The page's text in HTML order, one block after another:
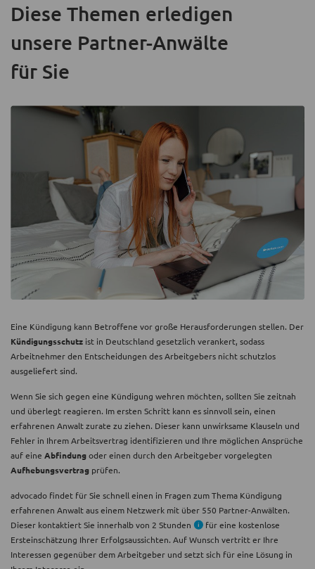
Diese Themen erledigen
unsere Partner-Anwälte
für Sie
Eine Kündigung kann Betroffene vor große Herausforderungen stellen. Der
Kündigungsschutz ist in Deutschland gesetzlich verankert, sodass
Arbeitnehmer den Entscheidungen des Arbeitgebers nicht schutzlos
ausgeliefert sind.
Wenn Sie sich gegen eine Kündigung wehren möchten, sollten Sie zeitnah
und überlegt reagieren. Im ersten Schritt kann es sinnvoll sein, einen
erfahrenen Anwalt zurate zu ziehen. Dieser kann unwirksame Klauseln und
Fehler in Ihrem Arbeitsvertrag identifizieren und Ihre möglichen Ansprüche
auf eine Abfindungoder einen durch den Arbeitgeber vorgelegten
Aufhebungsvertrag prüfen.
advocado findet für Sie schnell einen in Fragen zum Thema Kündigung
erfahrenen Anwalt aus einem Netzwerk mit über 550 Partner-Anwälten.
Dieser kontaktiert Sie innerhalb von 2 Stunden
für eine kostenlose
Ersteinschätzung Ihrer Erfolgsaussichten. Auf Wunsch vertritt er Ihre
Interessen gegenüber dem Arbeitgeber und setzt sich für eine Lösung in